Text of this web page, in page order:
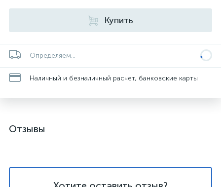
Купить
Определяем...
Наличный и безналичный расчет, банковские карты
Отзывы